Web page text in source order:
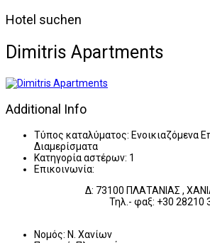
Hotel suchen
Dimitris Apartments
Additional Info
Τύπος καταλύματος: Ενοικιαζόμενα
Διαμερίσματα
Κατηγορία αστέρων: 1
Επικοινωνία:
Δ: 73100 ΠΛΑΤΑΝΙΑΣ ,
Τηλ.- φαξ: +30 28210
Νομός: Ν. Χανίων